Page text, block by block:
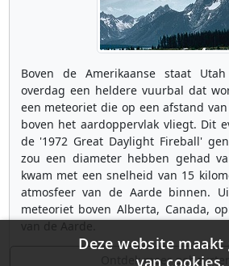
Boven de Amerikaanse staat
overdag een heldere vuurbal dat
een meteoriet die op een afstand
boven het aardoppervlak vliegt. Dit
de '1972 Great Daylight Fireball'
zou een diameter hebben gehad
kwam met een snelheid van 15
atmosfeer van de Aarde binnen.
meteoriet boven Alberta, Canada,
Ontdek meer
Deze website
van cookies.